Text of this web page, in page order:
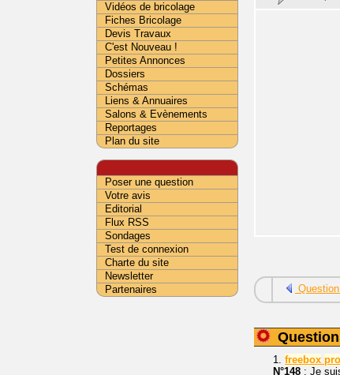
1. freebox
N°148 : Je
Vidéos de bricolage
Fiches Bricolage
Devis Travaux
C'est Nouveau !
Petites Annonces
Dossiers
Schémas
Liens & Annuaires
Salons & Evènements
Reportages
Plan du site
Poser une question
Votre avis
Editorial
Flux RSS
Sondages
Test de connexion
Charte du site
Newsletter
Partenaires